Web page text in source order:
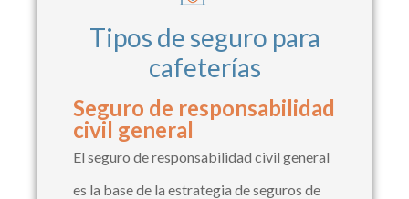
Tipos de seguro para
cafeterías
Seguro de responsabilidad
civil general
El seguro de responsabilidad civil general
es la base de la estrategia de seguros de